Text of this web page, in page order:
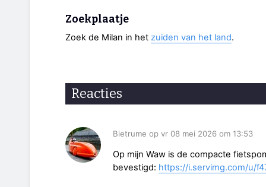
Zoekplaatje
Zoek de Milan in het zuiden van het land.
Reacties
Bietrume op vr 08 mei 2026 om 13:53
Op mijn Waw is de compacte
bevestigd: https://i.servimg.com/u/